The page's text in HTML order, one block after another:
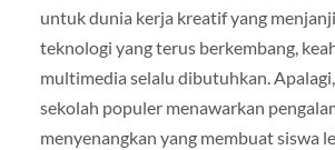
untuk dunia kerja kreatif yang
teknologi yang terus berkembang,
multimedia selalu dibutuhkan.
sekolah populer menawarkan
menyenangkan yang membuat siswa